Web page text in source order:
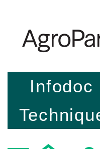
Infodoc